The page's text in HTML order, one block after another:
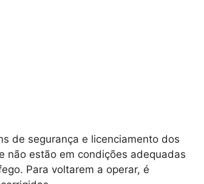
de segurança e licenciamento dos
não estão em condições adequadas
Para voltarem a operar, é